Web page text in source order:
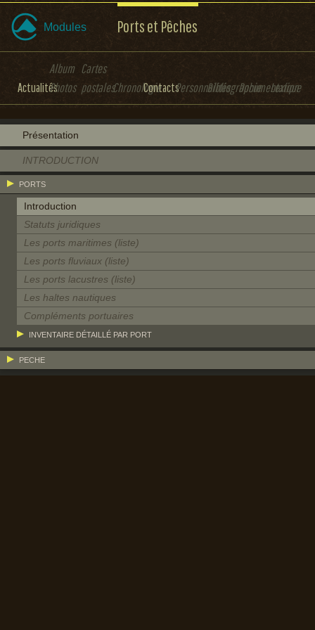
Modules Ports et Pêches
Actualités
Album
Photos
Cartes
postalesChronologieContactsPersonnalitésBibliographieDocumentation
Lexique
Présentation
INTRODUCTION
PORTS
Introduction
Statuts juridiques
Les ports maritimes (liste)
Les ports fluviaux (liste)
Les ports lacustres (liste)
Les haltes nautiques
Compléments portuaires
INVENTAIRE DÉTAILLÉ PAR PORT
PECHE